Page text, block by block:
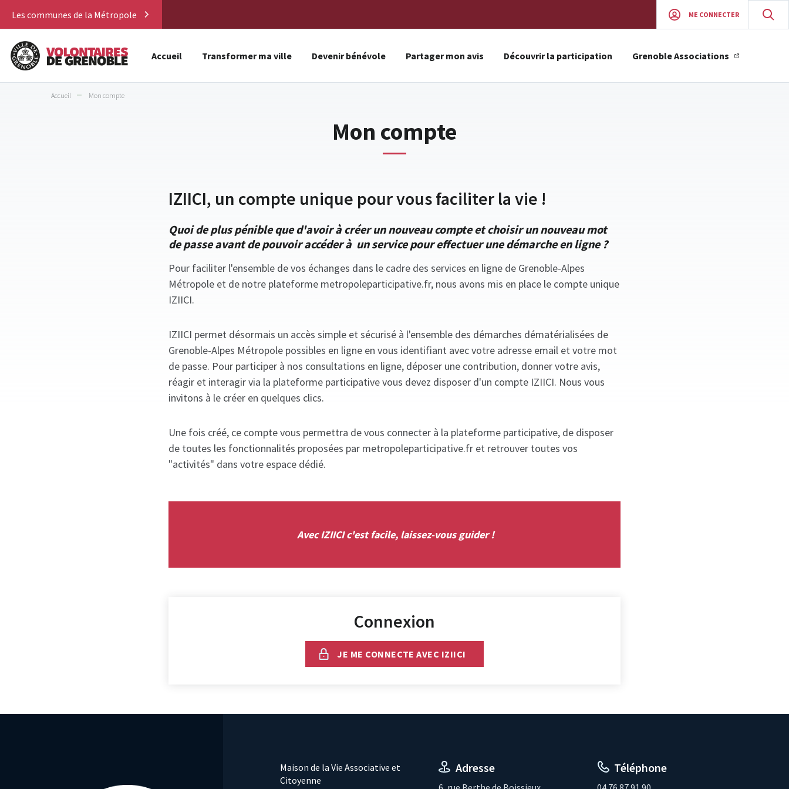
Les communes de la Métropole
ME CONNECTER
Accueil Transformer ma ville Devenir bénévole Partager mon avis Découvrir la participation Grenoble Associations
Accueil Mon compte
Mon compte
IZIICI, un compte unique pour vous faciliter la vie !
Quoi de plus pénible que d'avoir à créer un nouveau compte et choisir un nouveau mot
de passe avant de pouvoir accéder à un service pour effectuer une démarche en ligne ?
Pour faciliter l'ensemble de vos échanges dans le cadre des services en ligne de Grenoble-Alpes
Métropole et de notre plateforme metropoleparticipative.fr, nous avons mis en place le compte unique
IZIICI.
IZIICI permet désormais un accès simple et sécurisé à l'ensemble des démarches dématérialisées de
Grenoble-Alpes Métropole possibles en ligne en vous identifiant avec votre adresse email et votre mot
de passe. Pour participer à nos consultations en ligne, déposer une contribution, donner votre avis,
réagir et interagir via la plateforme participative vous devez disposer d'un compte IZIICI. Nous vous
invitons à le créer en quelques clics.
Une fois créé, ce compte vous permettra de vous connecter à la plateforme participative, de disposer
de toutes les fonctionnalités proposées par metropoleparticipative.fr et retrouver toutes vos
"activités" dans votre espace dédié.
Avec IZIICI c'est facile, laissez-vous guider !
Connexion
JE ME CONNECTE AVEC IZIICI
Maison de la Vie Associative et
Citoyenne
Adresse Téléphone